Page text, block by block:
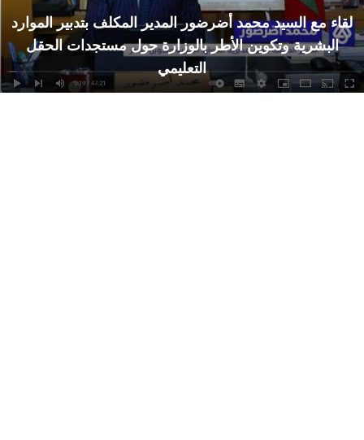
لقاء مع السيد محمد أضرضور المدير المكلف بتدبير الموارد
البشرية وتكوين الأطر بالوزارة حول مستجدات الحقل
التعليمي